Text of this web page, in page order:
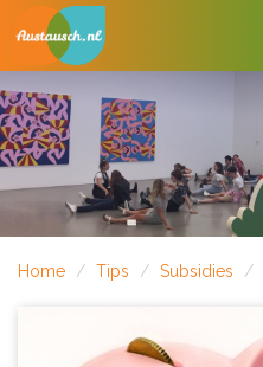
Home Tips Subsidies